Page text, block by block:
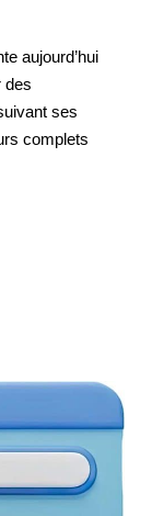
aujourd’hui
des
ses
complets